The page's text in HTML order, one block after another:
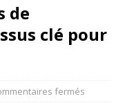
de
clé pour
fermés